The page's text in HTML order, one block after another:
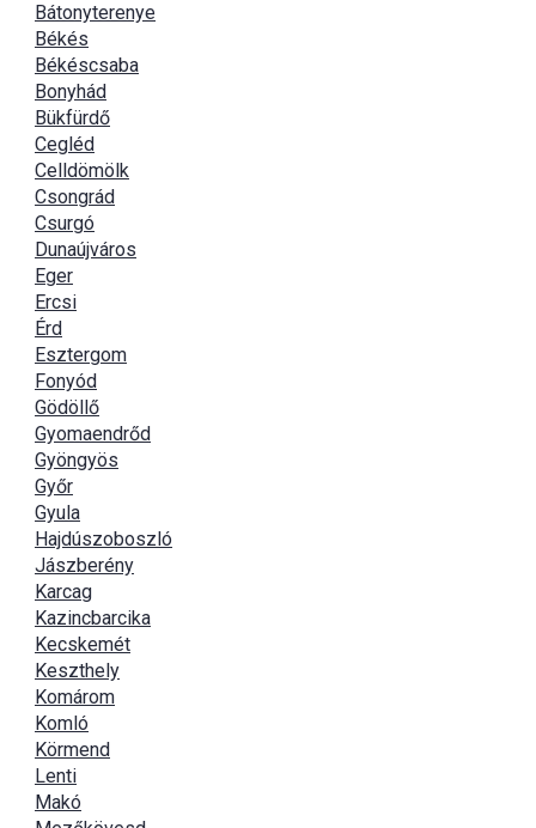
Bátonyterenye
Békés
Békéscsaba
Bonyhád
Bükfürdő
Cegléd
Celldömölk
Csongrád
Csurgó
Dunaújváros
Eger
Ercsi
Érd
Esztergom
Fonyód
Gödöllő
Gyomaendrőd
Gyöngyös
Győr
Gyula
Hajdúszoboszló
Jászberény
Karcag
Kazincbarcika
Kecskemét
Keszthely
Komárom
Komló
Körmend
Lenti
Makó